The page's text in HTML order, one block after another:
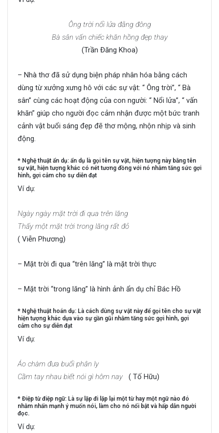
Ông trời nổi lửa đằng đông
Bà sân vấn chiếc khăn hồng đẹp thay
(Trần Đăng Khoa)
– Nhà thơ đã sử dụng biện pháp nhân hóa bằng cách
dùng từ xưởng xưng hô với các sự vật: “ Ông trời”, “ Bà
sân” cùng các hoạt động của con người: “ Nổi lửa”, “ vấn
khăn” giúp cho người đọc cảm nhận được một bức tranh
cảnh vật buổi sáng đẹp đẽ thơ mộng, nhộn nhịp và sinh
động.
* Nghệ thuật ẩn dụ: ẩn dụ là gọi tên sự vật, hiện tượng này bằng tên
sự vật, hiện tượng khác có nét tương đồng với nó nhằm tăng sức gợi
hình, gợi cảm cho sự diễn đạt
Ví dụ:
Ngày ngày mặt trời đi qua trên lăng
Thấy một mặt trời trong lăng rất đỏ
( Viễn Phương)
– Mặt trời đi qua “trên lăng” là mặt trời thực
– Mặt trời “trong lăng” là hình ảnh ẩn dụ chỉ Bác Hồ
* Nghệ thuật hoán dụ: Là cách dùng sự vật này để gọi tên cho sự vật
hiện tượng khác dựa vào sự gần gũi nhằm tăng sức gợi hình, gợi
cảm cho sự diễn đạt
Ví dụ:
Áo chàm đưa buổi phân ly
Cầm tay nhau biết nói gì hôm nay
( Tố Hữu)
* Điệp từ điệp ngữ: Là sự lặp đi lặp lại một từ hay một ngữ nào đó
nhằm nhấn mạnh ý muốn nói, làm cho nó nổi bật và hấp dẫn người
đọc.
Ví dụ: